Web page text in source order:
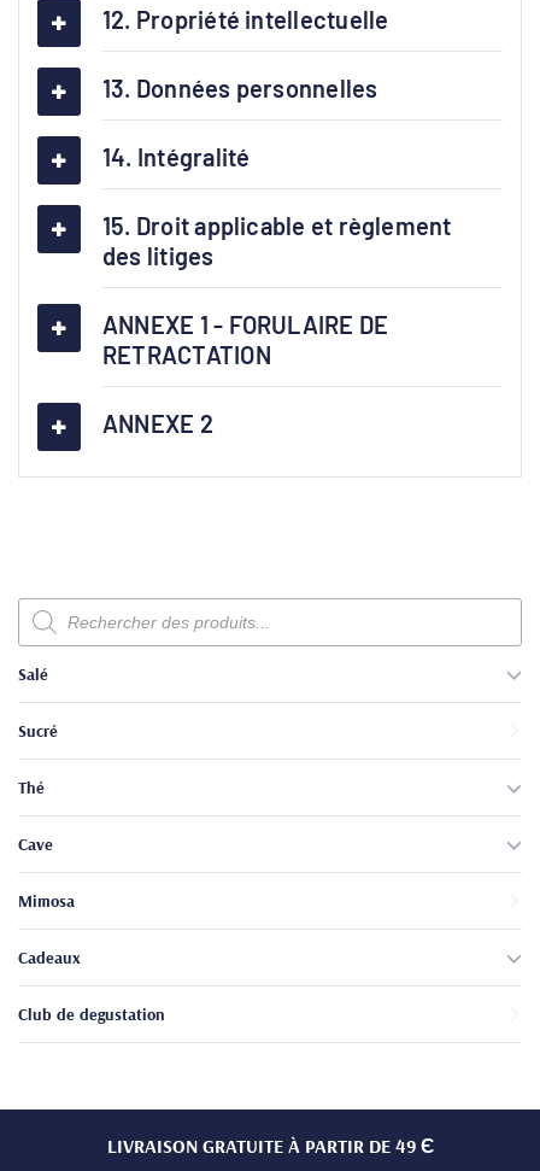
12. Propriété intellectuelle
13. Données personnelles
14. Intégralité
15. Droit applicable et règlement
des litiges
ANNEXE 1 - FORULAIRE DE
RETRACTATION
ANNEXE 2
Recherche
de
produits
Salé
Sucré
Thé
Cave
Mimosa
Cadeaux
Club de degustation
LIVRAISON GRATUITE À PARTIR DE 49 Є